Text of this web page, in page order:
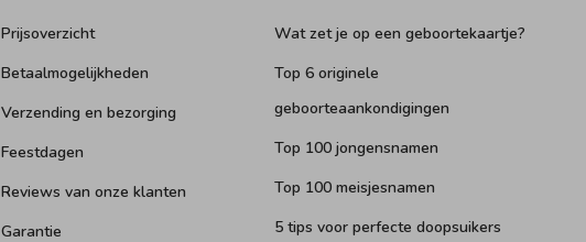
Prijsoverzicht
Betaalmogelijkheden
Verzending en bezorging
Feestdagen
Reviews van onze klanten
Garantie
Wat zet je op een geboortekaartje?
Top 6 originele
geboorteaankondigingen
Top 100 jongensnamen
Top 100 meisjesnamen
5 tips voor perfecte doopsuikers